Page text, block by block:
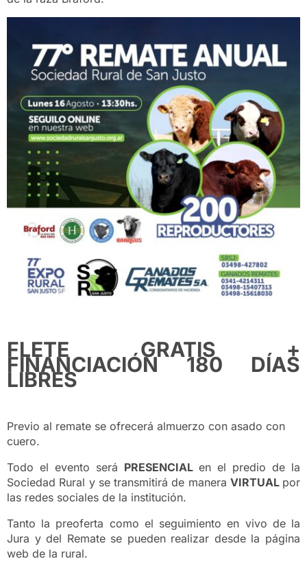
FLETE GRATIS +
FINANCIACIÓN 180 DÍAS
LIBRES
Previo al remate se ofrecerá almuerzo con asado con
cuero.
Todo el evento será PRESENCIAL en el predio de la
Sociedad Rural y se transmitirá de manera VIRTUAL por
las redes sociales de la institución.
Tanto la preoferta como el seguimiento en vivo de la
Jura y del Remate se pueden realizar desde la página
web de la rural.